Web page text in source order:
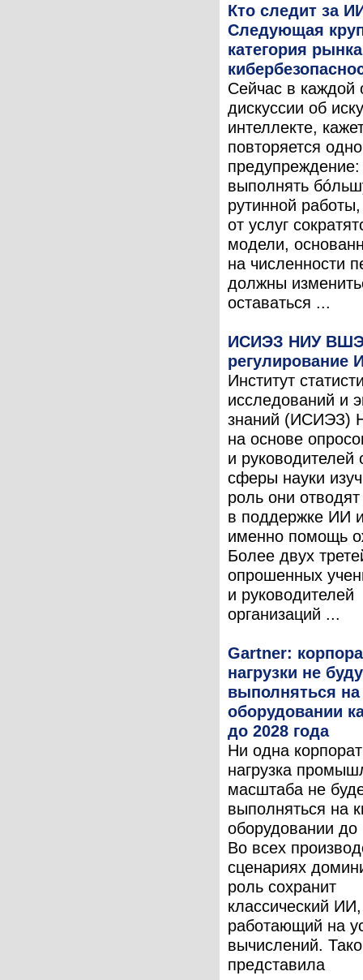
Кто следит за
Следующая
категория рынка
Сейчас в каждой
дискуссии об
интеллекте,
повторяется
выполнять
рутинной
от услуг
модели,
на численности
должны
оставаться ...
ИСИЭЗ НИУ
регулирование
Институт
исследований и
знаний (ИСИЭЗ)
на основе
и руководителей
сферы науки
роль они отводят
в поддержке ИИ
именно помощь
Более двух
опрошенных
и руководителей
организаций ...
Gartner:
нагрузки не
выполняться
оборудовании
до 2028 года
Ни одна
нагрузка
масштаба не
выполняться на
оборудовании до
Во всех
сценариях
роль сохранит
классический ИИ,
работающий на
вычислений.
представила